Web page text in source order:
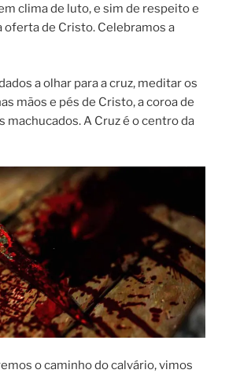
clima de luto, e sim de respeito e
oferta de Cristo. Celebramos a
a olhar para a cruz, meditar os
mãos e pés de Cristo, a coroa de
machucados. A Cruz é o centro da
o caminho do calvário, vimos